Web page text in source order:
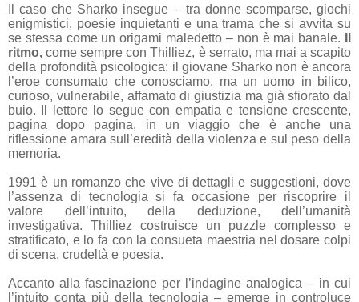
Il caso che Sharko insegue – tra donne scomparse, giochi
enigmistici, poesie inquietanti e una trama che si avvita su
se stessa come un origami maledetto – non è mai banale.
ritmo, come sempre con Thilliez, è serrato, ma mai a scapito
della profondità psicologica: il giovane Sharko non è ancora
l’eroe consumato che conosciamo, ma un uomo in bilico,
curioso, vulnerabile, affamato di giustizia ma già sfiorato dal
buio. Il lettore lo segue con empatia e tensione crescente,
pagina dopo pagina, in un viaggio che è anche una
riflessione amara sull’eredità della violenza e sul peso della
memoria.
1991 è un romanzo che vive di dettagli e suggestioni, dove
l’assenza di tecnologia si fa occasione per riscoprire il
valore dell’intuito, della deduzione, dell’umanità
investigativa. Thilliez costruisce un puzzle complesso e
stratificato, e lo fa con la consueta maestria nel dosare colpi
di scena, crudeltà e poesia.
Accanto alla fascinazione per l’indagine analogica – in cui
l’intuito conta più della tecnologia – emerge in controluce